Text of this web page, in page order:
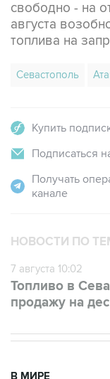
свободно - на
августа
топлива на
Севастополь
Купить
Подписаться
Получать
канале
НОВОСТИ ПО
7 августа 10:02
Топливо в
продажу на